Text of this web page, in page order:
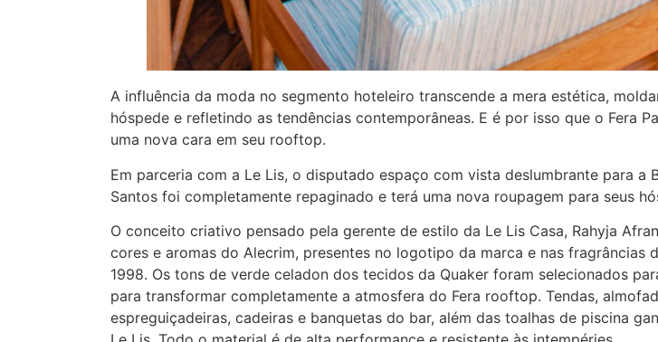
A influência da moda no segmento hoteleiro transcende a mera estética,
hóspede e refletindo as tendências contemporâneas. E é por isso que o Fera
uma nova cara em seu rooftop.
Em parceria com a Le Lis, o disputado espaço com vista deslumbrante para a
Santos foi completamente repaginado e terá uma nova roupagem para seus
O conceito criativo pensado pela gerente de estilo da Le Lis Casa, Rahyja
cores e aromas do Alecrim, presentes no logotipo da marca e nas fragrâncias
1998. Os tons de verde celadon dos tecidos da Quaker foram selecionados
para transformar completamente a atmosfera do Fera rooftop. Tendas,
espreguiçadeiras, cadeiras e banquetas do bar, além das toalhas de piscina